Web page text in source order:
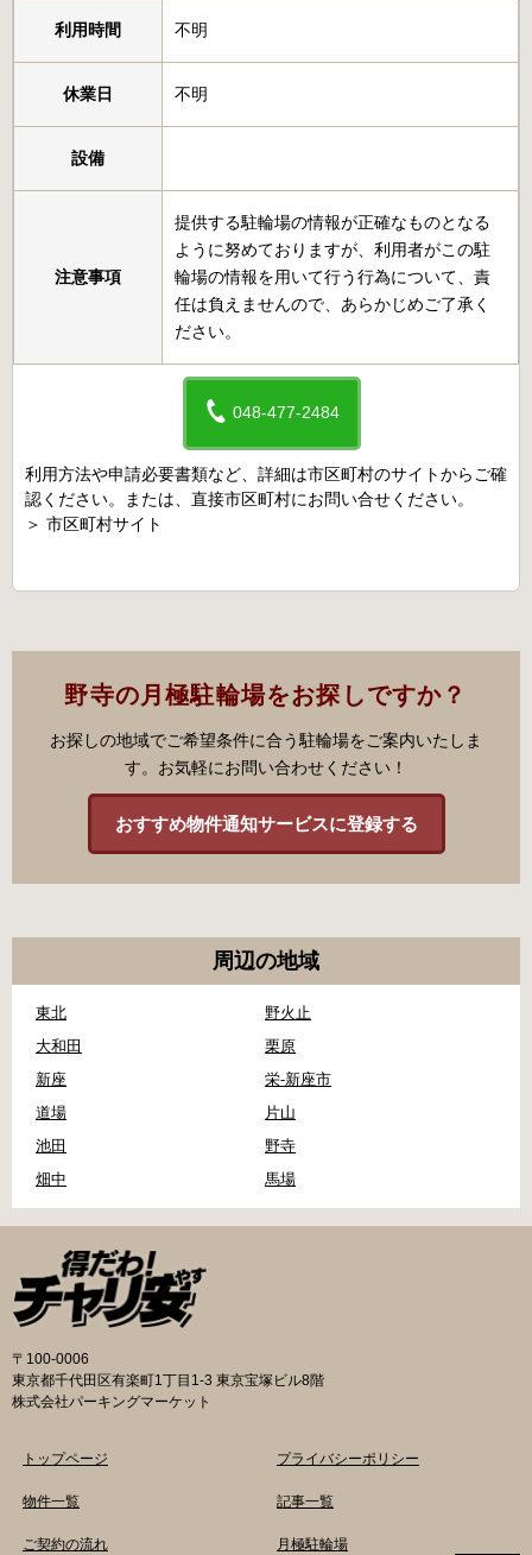
利用時間 不明
休業日 不明
設備
注意事項
提供する駐輪場の情報が正確なものとなる
ように努めておりますが、利用者がこの駐
輪場の情報を用いて行う行為について、責
任は負えませんので、あらかじめご了承く
ださい。
048-477-2484
利用方法や申請必要書類など、詳細は市区町村のサイトからご確
認ください。または、直接市区町村にお問い合せください。
＞ 市区町村サイト
野寺の月極駐輪場をお探しですか？
お探しの地域でご希望条件に合う駐輪場をご案内いたしま
す。お気軽にお問い合わせください！
おすすめ物件通知サービスに登録する
周辺の地域
東北
野火止
大和田
栗原
新座
栄-新座市
道場
片山
池田
野寺
畑中
馬場
〒100-0006
東京都千代田区有楽町1丁目1-3 東京宝塚ビル8階
株式会社パーキングマーケット
トップページ
物件一覧
ご契約の流れ
プライバシーポリシー
記事一覧
月極駐輪場